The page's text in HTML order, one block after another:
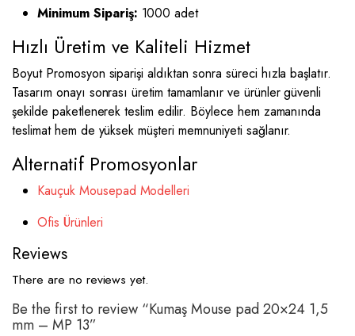
Minimum Sipariş: 1000 adet
Hızlı Üretim ve Kaliteli Hizmet
Boyut Promosyon siparişi aldıktan sonra süreci hızla başlatır.
Tasarım onayı sonrası üretim tamamlanır ve ürünler güvenli
şekilde paketlenerek teslim edilir. Böylece hem zamanında
teslimat hem de yüksek müşteri memnuniyeti sağlanır.
Alternatif Promosyonlar
Kauçuk Mousepad Modelleri
Ofis Ürünleri
Reviews
There are no reviews yet.
Be the first to review “Kumaş Mouse pad 20×24 1,5
mm – MP 13”